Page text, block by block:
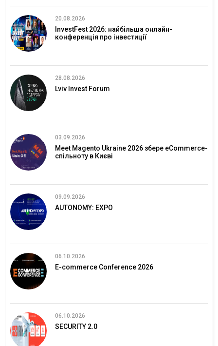
20.08.2026
InvestFest 2026: найбільша онлайн-
конференція про інвестиції
28.08.2026
Lviv Invest Forum
03.09.2026
Meet Magento Ukraine 2026 збере eCommerce-
спільноту в Києві
09.09.2026
AUTONOMY: EXPO
06.10.2026
E-commerce Conference 2026
06.10.2026
SECURITY 2.0